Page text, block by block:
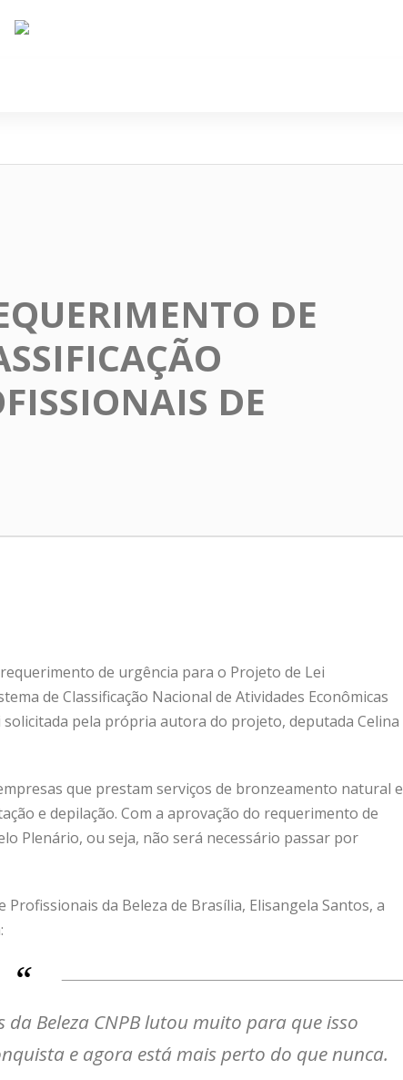
DE
DE
de urgência para o Projeto de Lei
de Classificação Nacional de Atividades Econômicas
pela própria autora do projeto, deputada Celina
que prestam serviços de bronzeamento natural e
e depilação. Com a aprovação do requerimento de
Plenário, ou seja, não será necessário passar por
da Beleza de Brasília, Elisangela Santos, a
Beleza CNPB lutou muito para que isso
e agora está mais perto do que nunca.